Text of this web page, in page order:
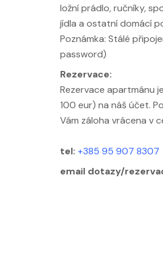
ložní prádlo, ručníky,
jídla a ostatní domácí
Poznámka: Stálé
password)
Rezervace:
Rezervace apartmánu
100 eur) na náš účet.
Vám záloha vrácena v
tel: +385 95 907 8307
email dotazy/